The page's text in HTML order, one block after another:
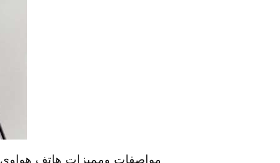
مواصفات ومميزات هاتف هواوي P40 برو